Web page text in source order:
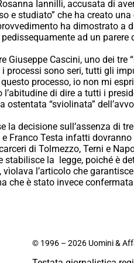
Iannilli, accusata di
e studiato” che ha creato
ha dimostrato a
ad un parere
Cascini, uno dei tre
processi sono seri, tutti gli
processo, io non mi
l’abitudine di dire a tutti i
ostentata “sviolinata”
la decisione sull’assenza di
Franco Testa infatti
di Tolmezzo, Terni e
stabilisce la legge, poiché è
l’articolo che garantisce
che è stato invece
© 1996 – 2026 Uomini &